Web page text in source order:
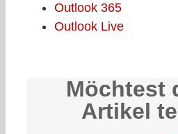
Outlook 365
Outlook Live
Möchtest
Artikel